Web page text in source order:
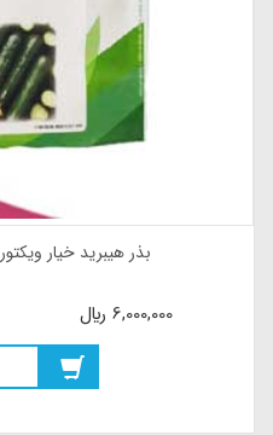
بذر تربچه هیبرید آنیل 2019 محصول شرکت هلندزادن هلند
1,660,000ريال